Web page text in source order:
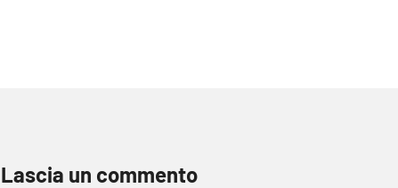
Lascia un commento